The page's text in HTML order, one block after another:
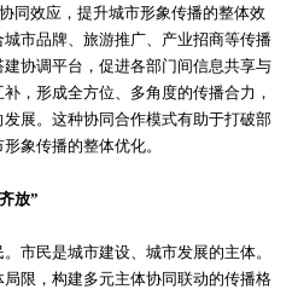
同效应，提升城市形象传播的整体效
市品牌、旅游推广、产业招商等传播
协调平台，促进各部门间信息共享与
，形成全方位、多角度的传播合力，
展。这种协同合作模式有助于打破部
象传播的整体优化。
放”
市民是城市建设、城市发展的主体。
限，构建多元主体协同联动的传播格